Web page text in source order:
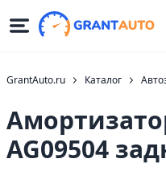
GrantAuto.ru Каталог
AG09504